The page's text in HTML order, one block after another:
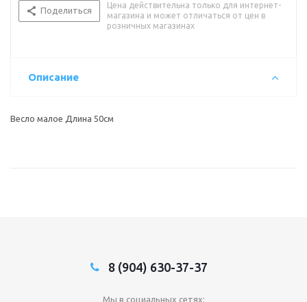
Поделиться
Цена действительна только для интернет-
магазина и может отличаться от цен в
розничных магазинах
Описание
Весло малое Длина 50см
8 (904) 630-37-37
Мы в социальных сетях: